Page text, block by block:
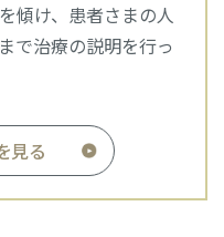
傾け、患者さまの人
で治療の説明を行っ
見る